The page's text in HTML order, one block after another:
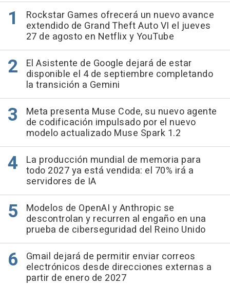
Rockstar Games ofrecerá un nuevo avance
extendido de Grand Theft Auto VI el jueves
27 de agosto en Netflix y YouTube
El Asistente de Google dejará de estar
disponible el 4 de septiembre completando
la transición a Gemini
Meta presenta Muse Code, su nuevo agente
de codificación impulsado por el nuevo
modelo actualizado Muse Spark 1.2
La producción mundial de memoria para
todo 2027 ya está vendida: el 70% irá a
servidores de IA
Modelos de OpenAI y Anthropic se
descontrolan y recurren al engaño en una
prueba de ciberseguridad del Reino Unido
Gmail dejará de permitir enviar correos
electrónicos desde direcciones externas a
partir de enero de 2027